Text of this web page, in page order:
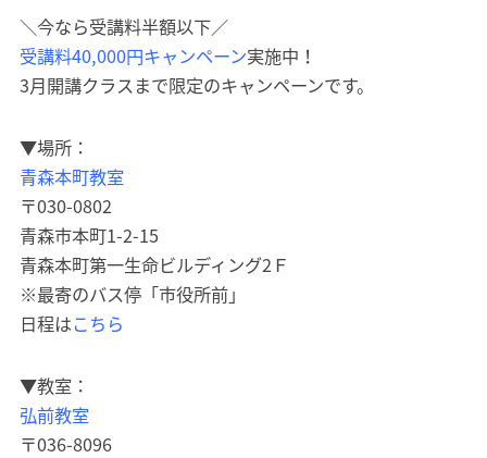
＼今なら受講料半額以下／
受講料40,000円キャンペーン実施中！
3月開講クラスまで限定のキャンペーンです。
▼場所：
青森本町教室
〒030-0802
青森市本町1-2-15
青森本町第一生命ビルディング2Ｆ
※最寄のバス停「市役所前」
日程はこちら
▼教室：
弘前教室
〒036-8096